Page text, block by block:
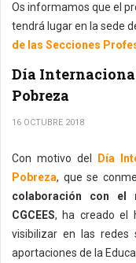
Os informamos que el
tendrá lugar en la sede
de las Secciones
Día
Pobreza
16 OCTUBRE 2018
Con motivo del
Día
Pobreza, que se
colaboración con el
CGCEES, ha creado el
visibilizar en las redes
aportaciones de la